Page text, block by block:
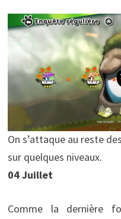
On s’attaque au reste
sur quelques niveaux.
04 Juillet
Comme la dernière